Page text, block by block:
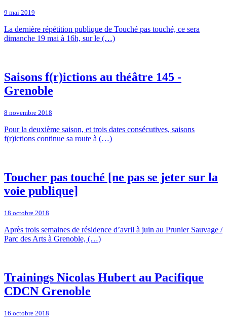
9 mai 2019
La dernière répétition publique de Touché pas touché, ce sera
dimanche 19 mai à 16h, sur le (…)
Saisons f(r)ictions au théâtre 145 -
Grenoble
8 novembre 2018
Pour la deuxième saison, et trois dates consécutives, saisons
f(r)ictions continue sa route à (…)
Toucher pas touché [ne pas se jeter sur la
voie publique]
18 octobre 2018
Après trois semaines de résidence d’avril à juin au Prunier Sauvage /
Parc des Arts à Grenoble, (…)
Trainings Nicolas Hubert au Pacifique
CDCN Grenoble
16 octobre 2018